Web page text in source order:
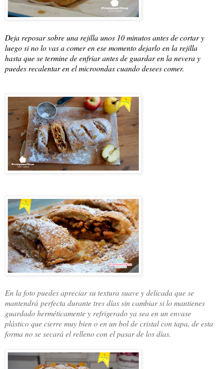
Deja reposar sobre una rejilla unos 10 minutos antes de cortar y
luego si no lo vas a comer en ese momento dejarlo en la rejilla
hasta que se termine de enfriar antes de guardar en la nevera y
puedes recalentar en el microondas cuando desees comer.
En la foto puedes apreciar su textura suave y delicada que se
mantendrá perfecta durante tres días sin cambiar si lo mantienes
guardado herméticamente y refrigerado ya sea en un envase
plástico que cierre muy bien o en un bol de cristal con tapa, de esta
forma no se secará el relleno con el pasar de los días.